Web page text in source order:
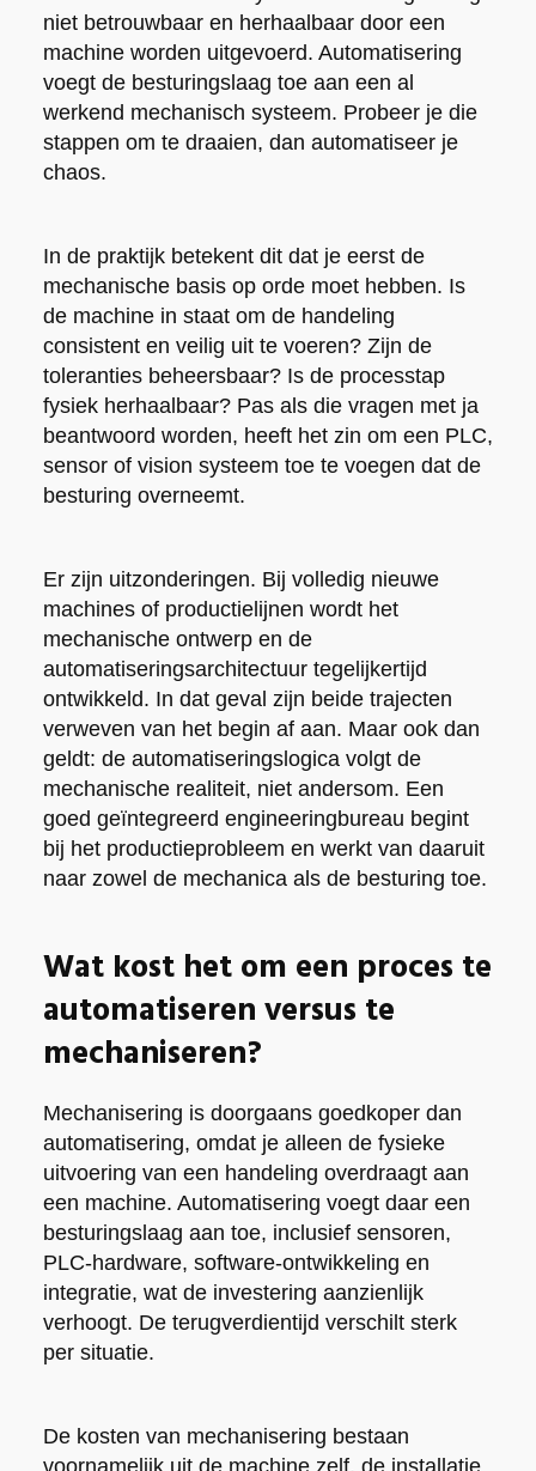
niet betrouwbaar en herhaalbaar door een
machine worden uitgevoerd. Automatisering
voegt de besturingslaag toe aan een al
werkend mechanisch systeem. Probeer je die
stappen om te draaien, dan automatiseer je
chaos.
In de praktijk betekent dit dat je eerst de
mechanische basis op orde moet hebben. Is
de machine in staat om de handeling
consistent en veilig uit te voeren? Zijn de
toleranties beheersbaar? Is de processtap
fysiek herhaalbaar? Pas als die vragen met ja
beantwoord worden, heeft het zin om een PLC,
sensor of vision systeem toe te voegen dat de
besturing overneemt.
Er zijn uitzonderingen. Bij volledig nieuwe
machines of productielijnen wordt het
mechanische ontwerp en de
automatiseringsarchitectuur tegelijkertijd
ontwikkeld. In dat geval zijn beide trajecten
verweven van het begin af aan. Maar ook dan
geldt: de automatiseringslogica volgt de
mechanische realiteit, niet andersom. Een
goed geïntegreerd engineeringbureau begint
bij het productieprobleem en werkt van daaruit
naar zowel de mechanica als de besturing toe.
Wat kost het om een proces te
automatiseren versus te
mechaniseren?
Mechanisering is doorgaans goedkoper dan
automatisering, omdat je alleen de fysieke
uitvoering van een handeling overdraagt aan
een machine. Automatisering voegt daar een
besturingslaag aan toe, inclusief sensoren,
PLC-hardware, software-ontwikkeling en
integratie, wat de investering aanzienlijk
verhoogt. De terugverdientijd verschilt sterk
per situatie.
De kosten van mechanisering bestaan
voornamelijk uit de machine zelf, de installatie